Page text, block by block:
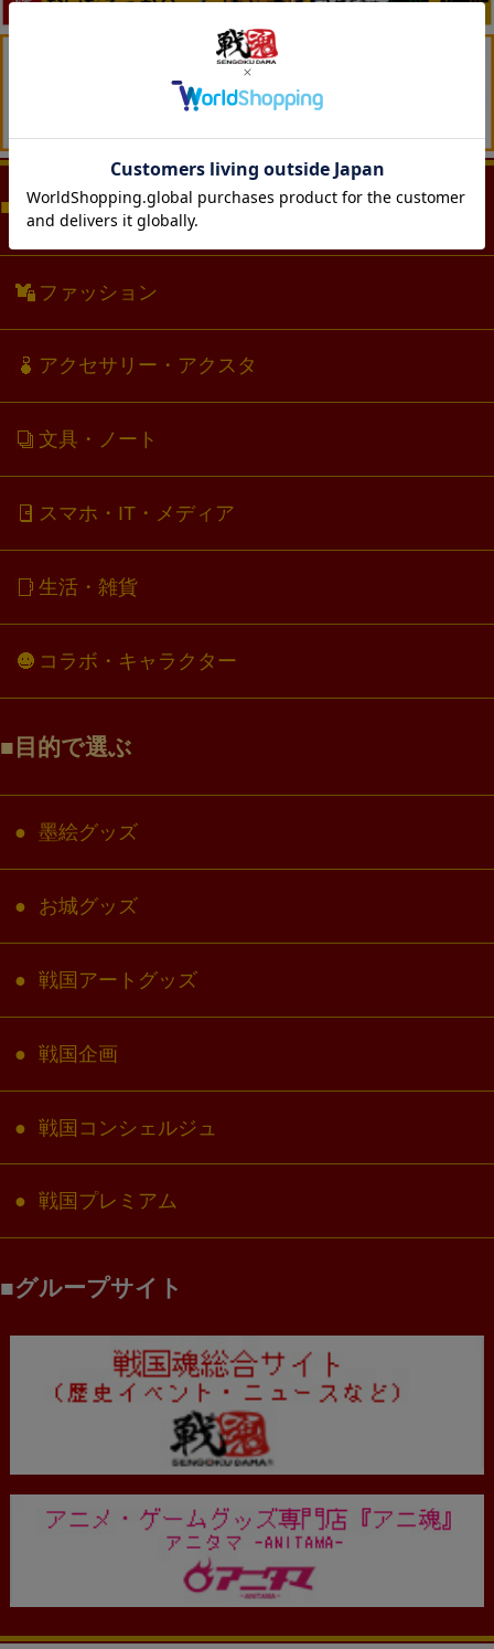
商品カテゴリー（CATEGORY)
ファッション
アクセサリー・アクスタ
文具・ノート
スマホ・IT・メディア
生活・雑貨
コラボ・キャラクター
目的で選ぶ
墨絵グッズ
お城グッズ
戦国アートグッズ
戦国企画
戦国コンシェルジュ
戦国プレミアム
グループサイト